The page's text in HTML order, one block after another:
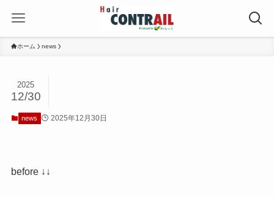
ホーム news
2025
12/30
news 2025年12月30日
before ↓↓